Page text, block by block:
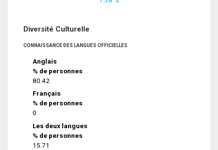
Diversité Culturelle
CONNAISSANCE DES LANGUES OFFICIELLES
Anglais
% de personnes
80.42
Français
% de personnes
0
Les deux langues
% de personnes
15.71